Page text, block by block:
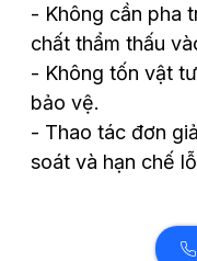
- Không cần pha
chất thẩm thấu
- Không tốn vật
bảo vệ.
- Thao tác đơn
soát và hạn chế